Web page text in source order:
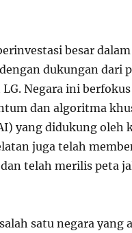
besar
dukungan dari
Negara ini
dan algoritma
yang didukung oleh
juga telah
telah merilis peta
satu negara yang